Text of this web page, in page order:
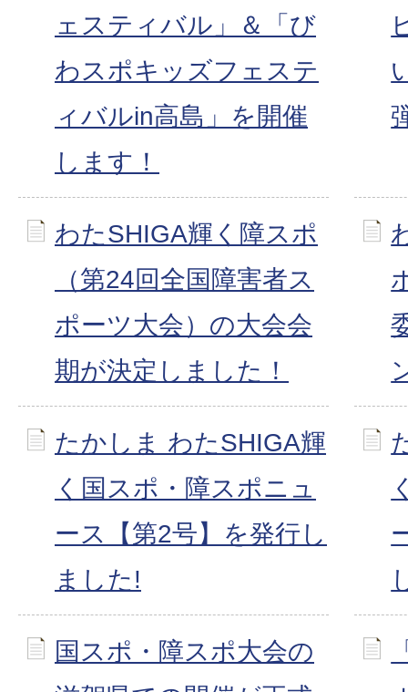
ェスティバル」＆「び
わスポキッズフェステ
ィバルin高島」を開催
します！
わたSHIGA輝く障スポ
（第24回全国障害者ス
ポーツ大会）の大会会
期が決定しました！
たかしま わたSHIGA輝
く国スポ・障スポニュ
ース【第2号】を発行し
ました!
国スポ・障スポ大会の